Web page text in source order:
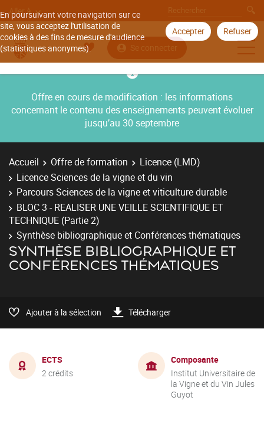
En poursuivant votre navigation sur ce
site, vous acceptez l'utilisation de
cookies à des fins de mesure d'audience
(statistiques anonymes).
Accepter Refuser
Aller à
Se connecter
Offre en cours de modification : les informations
concernant le contenu des enseignements peuvent évoluer
jusqu’au 30 septembre
Accueil Offre de formation
Licence (LMD)
Licence Sciences de la vigne et du vin
Parcours Sciences de la vigne et viticulture durable
BLOC 3 - REALISER UNE VEILLE SCIENTIFIQUE ET
TECHNIQUE (Partie 2)
Synthèse bibliographique et Conférences thématiques
SYNTHÈSE BIBLIOGRAPHIQUE ET
CONFÉRENCES THÉMATIQUES
Ajouter à la sélection Télécharger
ECTS
2 crédits
Composante
Institut Universitaire de
la Vigne et du Vin Jules
Guyot